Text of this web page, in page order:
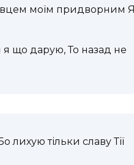
моїм придворним Я
я що дарую, То назад не
лихую тільки славу Тії